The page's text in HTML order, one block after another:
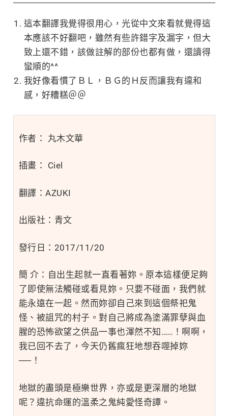
這本翻譯我覺得很用心，光從中文來看就覺得這
本應該不好翻吧，雖然有些許錯字及漏字，但大
致上還不錯，該做註解的部份也都有做，還讀得
蠻順的^^
我好像看慣了ＢＬ，ＢＧ的Ｈ反而讓我有違和
感，好糟糕＠＠
作者： 丸木文華
插畫： Ciel
翻譯：AZUKI
出版社：青文
發行日：2017/11/20
簡 介：自出生起就一直看著妳。原本這樣便足夠
了即使無法觸碰或看見妳。只要不碰面，我們就
能永遠在一起。然而妳卻自己來到這個祭祀鬼
怪、被詛咒的村子。對自己將成為塗滿罪孽與血
腥的恐怖欲望之供品一事也渾然不知……！啊啊，
我已回不去了，今天仍舊瘋狂地想吞噬掉妳
──！
地獄的盡頭是極樂世界，亦或是更深層的地獄
呢？違抗命運的溫柔之鬼純愛怪奇譚。